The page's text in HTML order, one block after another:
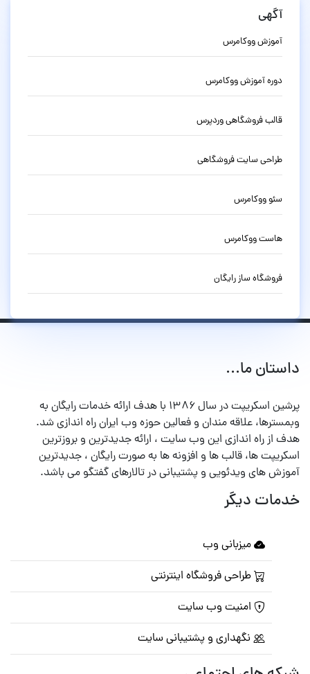
آگهی
آموزش ووکامرس
دوره آموزش ووکامرس
قالب فروشگاهی وردپرس
طراحی سایت فروشگاهی
سئو ووکامرس
هاست ووکامرس
فروشگاه ساز رایگان
داستان ما...
پرشین اسکریپت در سال ۱۳۸۶ با هدف ارائه خدمات رایگان به
وبمسترها، علاقه مندان و فعالین حوزه وب ایران راه اندازی شد.
هدف از راه اندازی این وب سایت ، ارائه جدیدترین و بروزترین
اسکریپت ها، قالب ها و افزونه ها به صورت رایگان ، جدیدترین
آموزش های ویدئویی و پشتیبانی در تالارهای گفتگو می باشد.
خدمات دیگر
میزبانی وب
طراحی فروشگاه اینترنتی
امنیت وب سایت
نگهداری و پشتیبانی سایت